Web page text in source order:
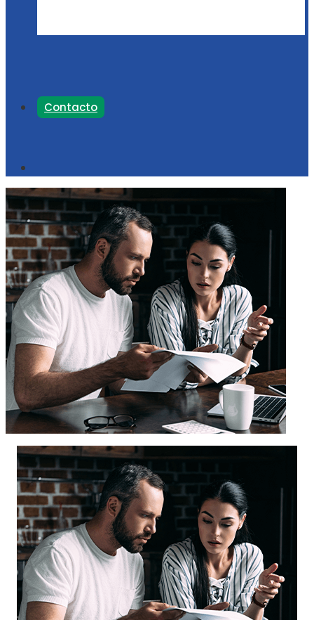
Contacto